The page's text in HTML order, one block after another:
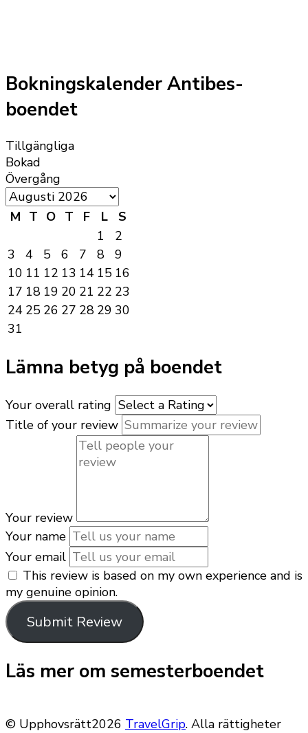
Bokningskalender Antibes-
boendet
Tillgängliga
Bokad
Övergång
M T O T F L
S
1
2
3
4 5 6 7 8
9
10 11 12 13 14 15 16
17 18 19 20 21 22 23
24 25 26 27 28 29 30
31
Lämna betyg på boendet
Your overall rating
Title of your review
Your review
Your name
Your email
This review is based on my own experience and is
my genuine opinion.
Submit Review
Läs mer om semesterboendet
© Upphovsrätt2026 TravelGrip. Alla rättigheter